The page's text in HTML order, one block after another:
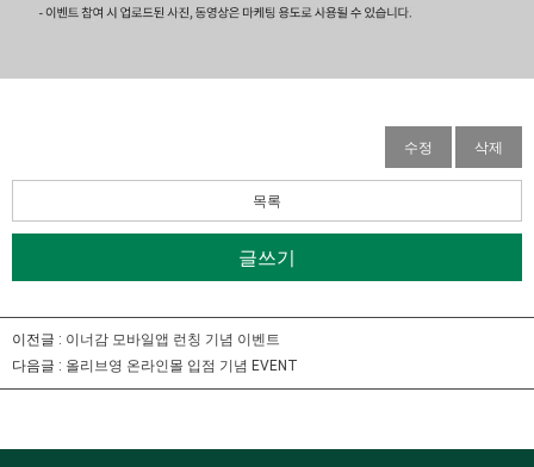
수정 삭제
목록
글쓰기
이전글 : 이너감 모바일앱 런칭 기념 이벤트
다음글 : 올리브영 온라인몰 입점 기념 EVENT